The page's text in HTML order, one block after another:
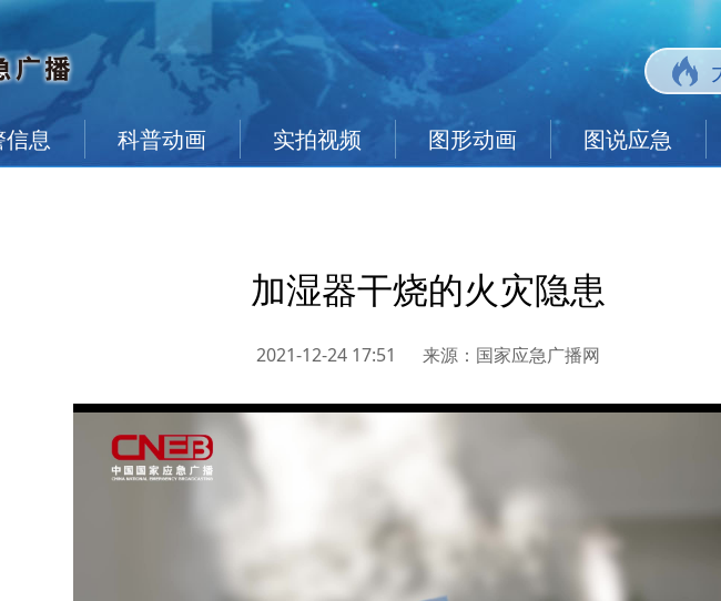
信息 科普动画 实拍视频 图形动画 图说应急
加湿器干烧的火灾隐患
2021-12-24 17:51 来源： 国家应急广播网